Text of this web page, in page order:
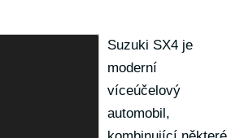
Suzuki SX4 je
moderní
víceúčelový
automobil,